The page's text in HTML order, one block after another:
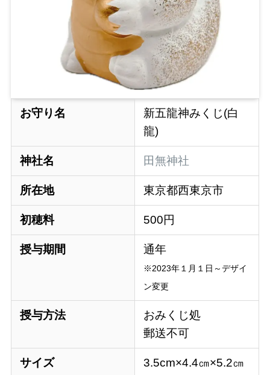
お守り名
新五龍神みくじ(白
龍)
神社名 田無神社
所在地 東京都西東京市
初穂料 500円
授与期間 通年
※2023年１月１日～デザイ
ン変更
授与方法
おみくじ処
郵送不可
サイズ 3.5cm×4.4㎝×5.2㎝